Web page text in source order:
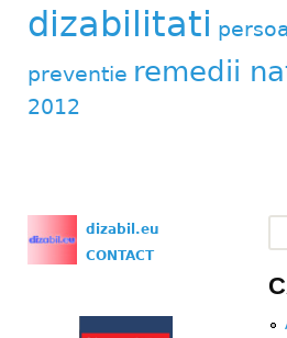
dizabilitati
preventie remedii
2012
dizabil.eu
CONTACT